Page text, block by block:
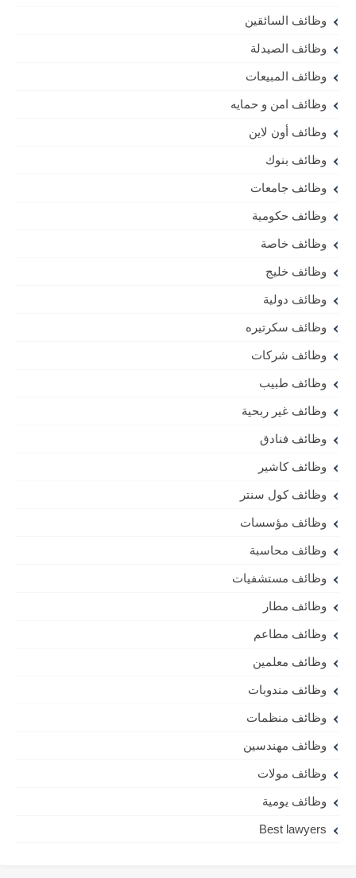
وظائف السائقين
وظائف الصيدلة
وظائف المبيعات
وظائف امن و حمايه
وظائف أون لاين
وظائف بنوك
وظائف جامعات
وظائف حكومية
وظائف خاصة
وظائف خليج
وظائف دولية
وظائف سكرتيره
وظائف شركات
وظائف طبيب
وظائف غير ربحية
وظائف فنادق
وظائف كاشير
وظائف كول سنتر
وظائف مؤسسات
وظائف محاسبة
وظائف مستشفيات
وظائف مطار
وظائف مطاعم
وظائف معلمين
وظائف مندوبات
وظائف منظمات
وظائف مهندسين
وظائف مولات
وظائف يومية
Best lawyers